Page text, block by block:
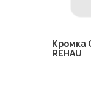
Кромка
REHAU